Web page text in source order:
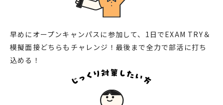
早めにオープンキャンパスに参加して、1日でEXAM TRY＆
模擬面接どちらもチャレンジ！最後まで全力で部活に打ち
込める！